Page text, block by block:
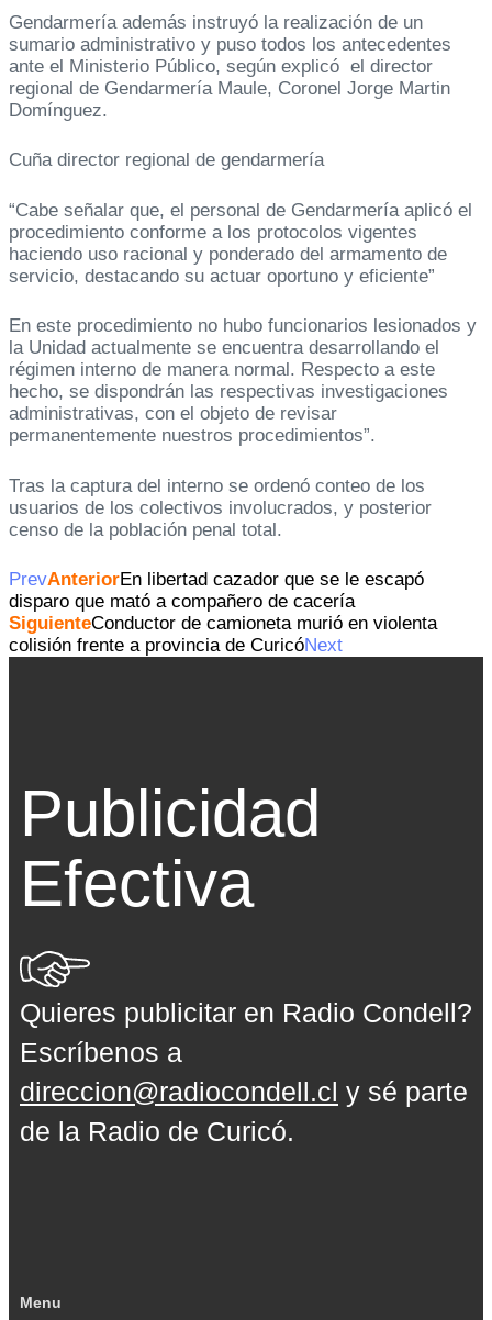
Gendarmería además instruyó la realización de un
sumario administrativo y puso todos los antecedentes
ante el Ministerio Público, según explicó el director
regional de Gendarmería Maule, Coronel Jorge Martin
Domínguez.
Cuña director regional de gendarmería
“Cabe señalar que, el personal de Gendarmería aplicó el
procedimiento conforme a los protocolos vigentes
haciendo uso racional y ponderado del armamento de
servicio, destacando su actuar oportuno y eficiente”
En este procedimiento no hubo funcionarios lesionados y
la Unidad actualmente se encuentra desarrollando el
régimen interno de manera normal. Respecto a este
hecho, se dispondrán las respectivas investigaciones
administrativas, con el objeto de revisar
permanentemente nuestros procedimientos”.
Tras la captura del interno se ordenó conteo de los
usuarios de los colectivos involucrados, y posterior
censo de la población penal total.
PrevAnteriorEn libertad cazador que se le escapó
disparo que mató a compañero de cacería
SiguienteConductor de camioneta murió en violenta
colisión frente a provincia de CuricóNext
Publicidad
Efectiva
Quieres publicitar en Radio Condell?
Escríbenos a
direccion@radiocondell.cl y sé parte
de la Radio de Curicó.
Menu